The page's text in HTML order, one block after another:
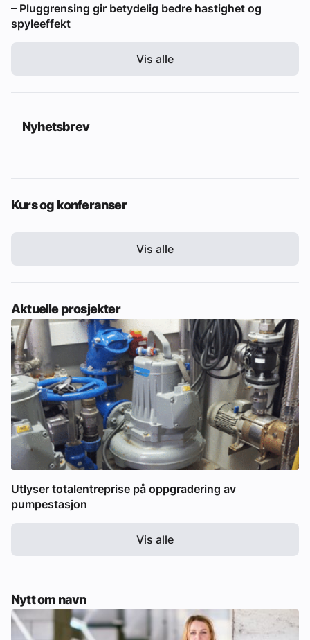
– Pluggrensing gir betydelig bedre hastighet og
spyleeffekt
Vis alle
Nyhetsbrev
Kurs og konferanser
Vis alle
Aktuelle prosjekter
Utlyser totalentreprise på oppgradering av
pumpestasjon
Vis alle
Nytt om navn